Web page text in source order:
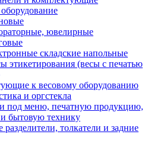
ювелирные
складские напольные
этикетирования (весы с печатью
к весовому оборудованию
и оргстекла
под меню, печатную продукцию,
бытовую технику
толкатели и задние